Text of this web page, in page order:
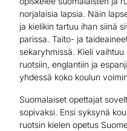
norjalaisia lapsia. Näin
ja kielikin tartuu ihan siinä
parissa. Taito- ja
sekaryhmissä. Kieli
ruotsiin, englantiin ja
yhdessä koko koulun
Suomalaiset opettajat
sopivaksi. Ensi syksynä
ruotsin kielen opetus